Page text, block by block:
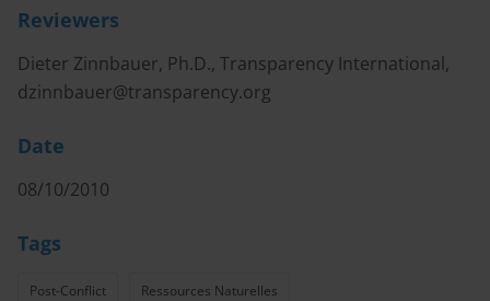
Reviewers
Dieter Zinnbauer, Ph.D., Transparency International,
dzinnbauer@transparency.org
Date
08/10/2010
Tags
Post-Conflict Ressources Naturelles